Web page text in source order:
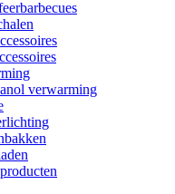
verwarming